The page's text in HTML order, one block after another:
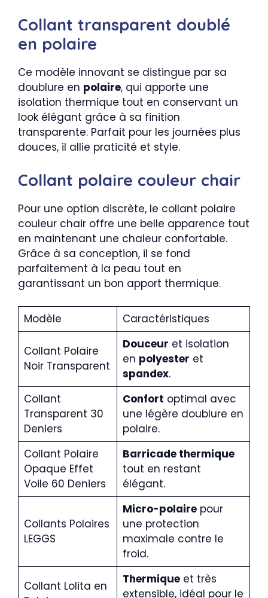
Collant transparent doublé
en polaire
Ce modèle innovant se distingue par sa
doublure en polaire, qui apporte une
isolation thermique tout en conservant un
look élégant grâce à sa finition
transparente. Parfait pour les journées plus
douces, il allie praticité et style.
Collant polaire couleur chair
Pour une option discrète, le collant polaire
couleur chair offre une belle apparence tout
en maintenant une chaleur confortable.
Grâce à sa conception, il se fond
parfaitement à la peau tout en
garantissant un bon apport thermique.
Modèle Caractéristiques
Collant Polaire
Noir Transparent
Douceur et isolation
en polyester et
spandex.
Collant
Transparent 30
Deniers
Confort optimal avec
une légère doublure en
polaire.
Collant Polaire
Opaque Effet
Voile 60 Deniers
Barricade thermique
tout en restant
élégant.
Collants Polaires
LEGGS
Micro-polairepour
une protection
maximale contre le
froid.
Collant Lolita en
Thermiqueet très
extensible, idéal pour le